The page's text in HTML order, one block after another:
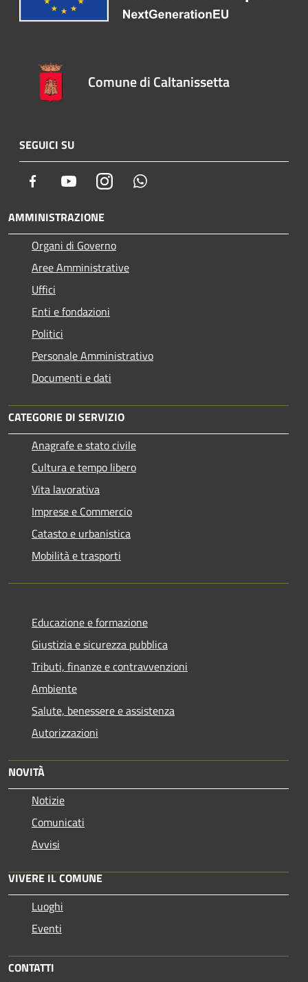
Comune di Caltanissetta
SEGUICI SU
Facebook YoutubeInstagram
AMMINISTRAZIONE
Organi di Governo
Aree Amministrative
Uffici
Enti e fondazioni
Politici
Personale Amministrativo
Documenti e dati
CATEGORIE DI SERVIZIO
Anagrafe e stato civile
Cultura e tempo libero
Vita lavorativa
Imprese e Commercio
Catasto e urbanistica
Mobilità e trasporti
Educazione e formazione
Giustizia e sicurezza pubblica
Tributi, finanze e contravvenzioni
Ambiente
Salute, benessere e assistenza
Autorizzazioni
NOVITÀ
Notizie
Comunicati
Avvisi
VIVERE IL COMUNE
Luoghi
Eventi
CONTATTI